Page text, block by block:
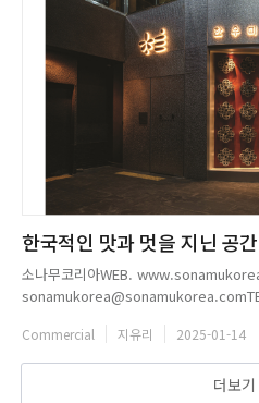
한국적인 맛과 멋을 지닌 공
소나무코리아WEB.
Commercial 지유리 2025-01-14
더보기